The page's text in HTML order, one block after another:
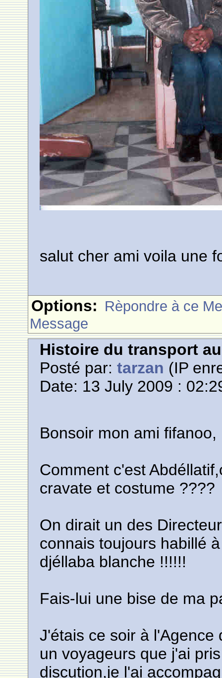
salut cher ami voila une
Options: Rèpondre à ce
Message
Histoire du transport
Posté par:tarzan (IP
Date: 13 July 2009 :
Bonsoir mon ami fifanoo,
Comment c'est
cravate et costume ????
On dirait un des
connais toujours habillé
djéllaba blanche !!!!!!
Fais-lui une bise de ma
J'étais ce soir à l'Agence
un voyageurs que j'ai
discution,je l'ai